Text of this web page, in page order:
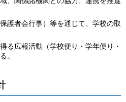
護者会行事）等を通じて、学校の取
る広報活動（学校便り・学年便り・
。